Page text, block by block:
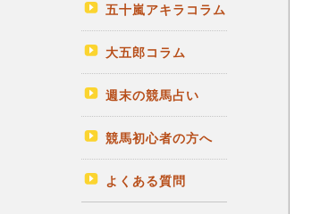
五十嵐アキラコラム
大五郎コラム
週末の競馬占い
競馬初心者の方へ
よくある質問